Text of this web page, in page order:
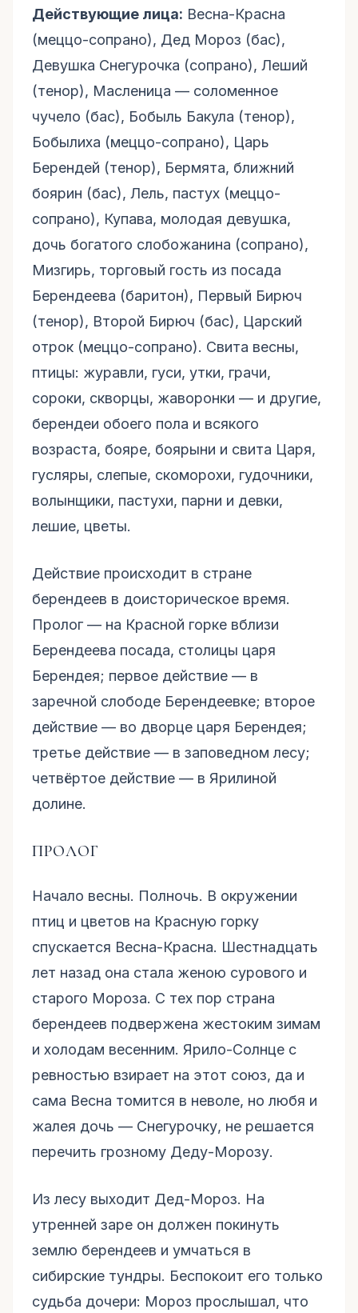
Действующие лица: Весна-Красна
(меццо-сопрано), Дед Мороз (бас),
Девушка Снегурочка (сопрано), Леший
(тенор), Масленица — соломенное
чучело (бас), Бобыль Бакула (тенор),
Бобылиха (меццо-сопрано), Царь
Берендей (тенор), Бермята, ближний
боярин (бас), Лель, пастух (меццо-
сопрано), Купава, молодая девушка,
дочь богатого слобожанина (сопрано),
Мизгирь, торговый гость из посада
Берендеева (баритон), Первый Бирюч
(тенор), Второй Бирюч (бас), Царский
отрок (меццо-сопрано). Свита весны,
птицы: журавли, гуси, утки, грачи,
сороки, скворцы, жаворонки — и другие,
берендеи обоего пола и всякого
возраста, бояре, боярыни и свита Царя,
гусляры, слепые, скоморохи, гудочники,
волынщики, пастухи, парни и девки,
лешие, цветы.
Действие происходит в стране
берендеев в доисторическое время.
Пролог — на Красной горке вблизи
Берендеева посада, столицы царя
Берендея; первое действие — в
заречной слободе Берендеевке; второе
действие — во дворце царя Берендея;
третье действие — в заповедном лесу;
четвёртое действие — в Ярилиной
долине.
ПРОЛОГ
Начало весны. Полночь. В окружении
птиц и цветов на Красную горку
спускается Весна-Красна. Шестнадцать
лет назад она стала женою сурового и
старого Мороза. С тех пор страна
берендеев подвержена жестоким зимам
и холодам весенним. Ярило-Солнце с
ревностью взирает на этот союз, да и
сама Весна томится в неволе, но любя и
жалея дочь — Снегурочку, не решается
перечить грозному Деду-Морозу.
Из лесу выходит Дед-Мороз. На
утренней заре он должен покинуть
землю берендеев и умчаться в
сибирские тундры. Беспокоит его только
судьба дочери: Мороз прослышал, что